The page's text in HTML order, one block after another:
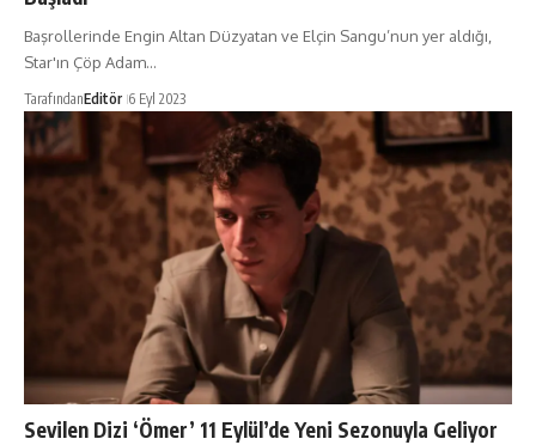
Başrollerinde Engin Altan Düzyatan ve Elçin Sangu’nun yer aldığı,
Star'ın Çöp Adam…
TarafındanEditör 6 Eyl 2023
Sevilen Dizi ‘Ömer’ 11 Eylül’de Yeni Sezonuyla Geliyor